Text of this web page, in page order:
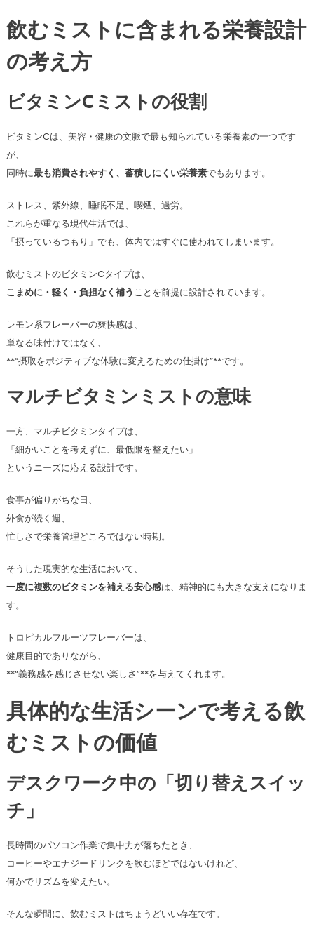
飲むミストに含まれる栄養設計
の考え方
ビタミンCミストの役割
ビタミンCは、美容・健康の文脈で最も知られている栄養素の一つです
が、
同時に最も消費されやすく、蓄積しにくい栄養素でもあります。
ストレス、紫外線、睡眠不足、喫煙、過労。
これらが重なる現代生活では、
「摂っているつもり」でも、体内ではすぐに使われてしまいます。
飲むミストのビタミンCタイプは、
こまめに・軽く・負担なく補う ことを前提に設計されています。
レモン系フレーバーの爽快感は、
単なる味付けではなく、
**“摂取をポジティブな体験に変えるための仕掛け”**です。
マルチビタミンミストの意味
一方、マルチビタミンタイプは、
「細かいことを考えずに、最低限を整えたい」
というニーズに応える設計です。
食事が偏りがちな日、
外食が続く週、
忙しさで栄養管理どころではない時期。
そうした現実的な生活において、
一度に複数のビタミンを補える安心感は、精神的にも大きな支えになりま
す。
トロピカルフルーツフレーバーは、
健康目的でありながら、
**“義務感を感じさせない楽しさ”**を与えてくれます。
具体的な生活シーンで考える飲
むミストの価値
デスクワーク中の「切り替えスイッ
チ」
長時間のパソコン作業で集中力が落ちたとき、
コーヒーやエナジードリンクを飲むほどではないけれど、
何かでリズムを変えたい。
そんな瞬間に、飲むミストはちょうどいい存在です。